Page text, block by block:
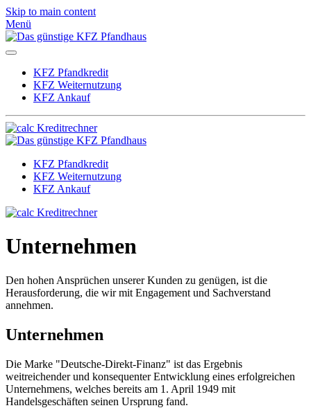
Skip to main content
Menü
KFZ Pfandkredit
KFZ Weiternutzung
KFZ Ankauf
Kreditrechner
KFZ Pfandkredit
KFZ Weiternutzung
KFZ Ankauf
Kreditrechner
Unternehmen
Den hohen Ansprüchen unserer Kunden zu genügen, ist die
Herausforderung, die wir mit Engagement und Sachverstand
annehmen.
Unternehmen
Die Marke "Deutsche-Direkt-Finanz" ist das Ergebnis
weitreichender und konsequenter Entwicklung eines erfolgreichen
Unternehmens, welches bereits am 1. April 1949 mit
Handelsgeschäften seinen Ursprung fand.